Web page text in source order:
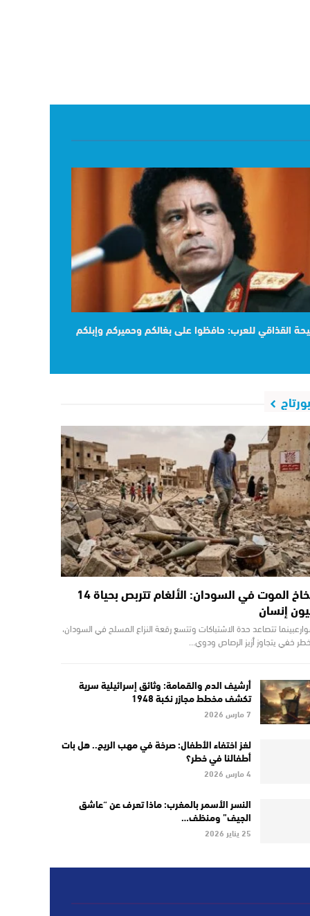
القذاقي للعرب: حافظوا على بغالكم وحميركم وإبلكم
أفخاخ الموت في السودان: الألغام تتربص بحياة 14
إنسان
تتصاعد حدة الاشتباكات وتتسع رقعة النزاع المسلح في السودان،
خطر خفي يتجاوز أزيز الرصاص ودوي…
أرشيف الدم والقمامة: وثائق إسرائيلية سرية
تكشف مخطط مجازر نكبة 1948
7 مارس 2026
لغز اختفاء الأطفال: صرخة في مهب الريح.. هل بات
أطفالنا في خطر؟
4 مارس 2026
النسر الأسمر بالمغرب: ماذا تعرف عن “عاشق
الجيف” ومنظف…
25 يناير 2026